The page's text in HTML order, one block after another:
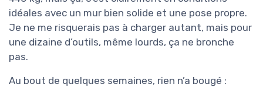
idéales avec un mur bien solide et une pose propre.
Je ne me risquerais pas à charger autant, mais pour
une dizaine d’outils, même lourds, ça ne bronche
pas.
Au bout de quelques semaines, rien n’a bougé :